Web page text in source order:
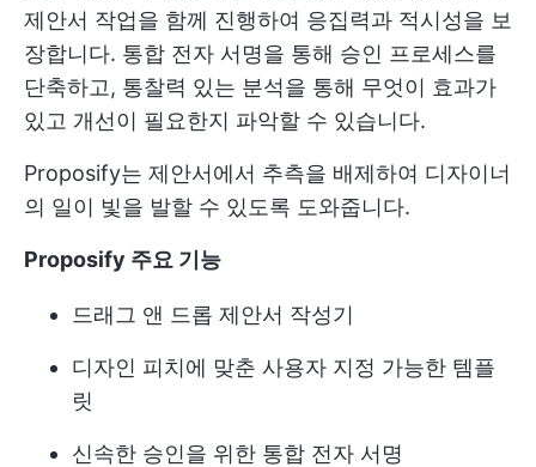
제안서 작업을 함께 진행하여 응집력과 적시성을 보
장합니다. 통합 전자 서명을 통해 승인 프로세스를
단축하고, 통찰력 있는 분석을 통해 무엇이 효과가
있고 개선이 필요한지 파악할 수 있습니다.
Proposify는 제안서에서 추측을 배제하여 디자이너
의 일이 빛을 발할 수 있도록 도와줍니다.
Proposify 주요 기능
드래그 앤 드롭 제안서 작성기
디자인 피치에 맞춘 사용자 지정 가능한 템플
릿
신속한 승인을 위한 통합 전자 서명